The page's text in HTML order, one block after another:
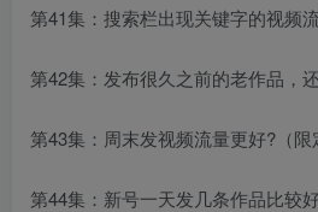
第41集：搜索栏出现关键字的视频
第42集：发布很久之前的老作品，
第43集：周末发视频流量更好?（限
第44集：新号一天发几条作品比较